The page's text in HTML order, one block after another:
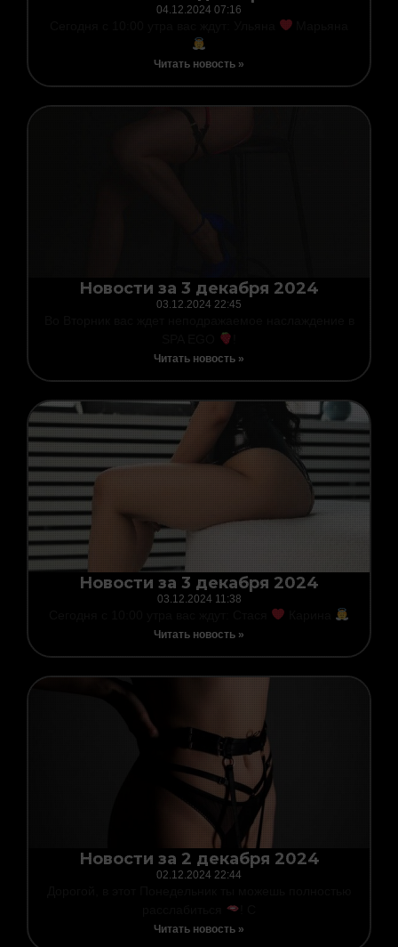
04.12.2024 07:16
Читать новость »
Новости за 3 декабря 2024
03.12.2024 22:45
Читать новость »
Новости за 3 декабря 2024
03.12.2024 11:38
Читать новость »
Новости за 2 декабря 2024
02.12.2024 22:44
Читать новость »